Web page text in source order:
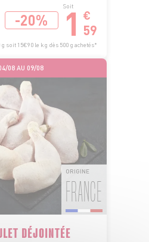
-20%
Soit
1 €
59
g soit 15€90 le kg dès 500 g achetés*
08 AU 09/08
ORIGINE
FRANCE
DÉJOINTÉE